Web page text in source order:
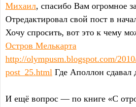
Михаил, спасибо Вам огромное
Отредактировал свой пост в
Хочу спросить, вот это к чему
Остров Мелькарта
http://olympusm.blogspot.com/
post_25.html Где Аполлон сдавал
И ещё вопрос — по книге «С